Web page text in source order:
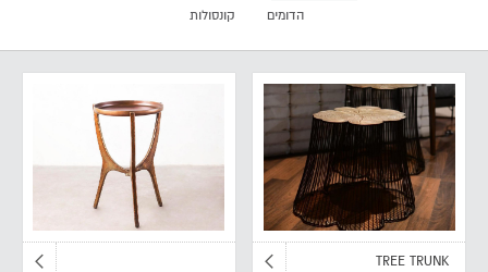
קונסולות הדומים
TREE TRUNK